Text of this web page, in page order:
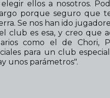
ellos a nosotros.
porque seguro que
Se nos han ido
club es esa, y creo que
como el de Chori,
para un club
unos parámetros".